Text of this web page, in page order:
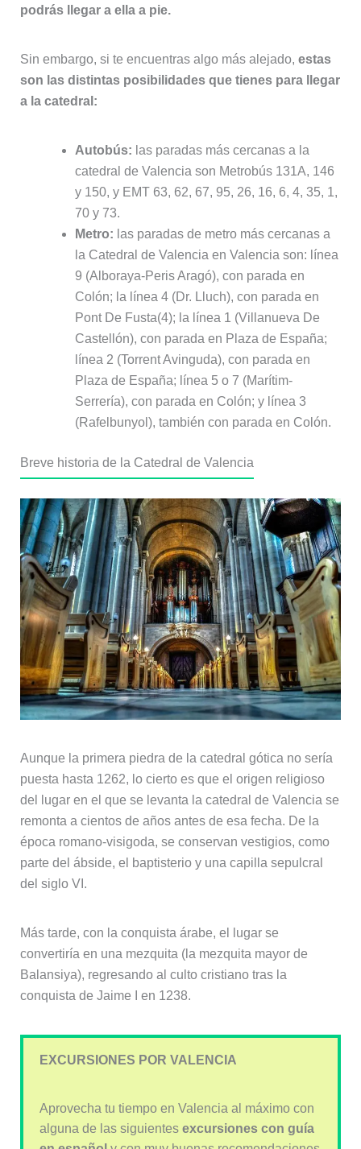
podrás llegar a ella a pie.
Sin embargo, si te encuentras algo más alejado, estas
son las distintas posibilidades que tienes para llegar
a la catedral:
Autobús: las paradas más cercanas a la
catedral de Valencia son Metrobús 131A, 146
y 150, y EMT 63, 62, 67, 95, 26, 16, 6, 4, 35, 1,
70 y 73.
Metro: las paradas de metro más cercanas a
la Catedral de Valencia en Valencia son: línea
9 (Alboraya-Peris Aragó), con parada en
Colón; la línea 4 (Dr. Lluch), con parada en
Pont De Fusta(4); la línea 1 (Villanueva De
Castellón), con parada en Plaza de España;
línea 2 (Torrent Avinguda), con parada en
Plaza de España; línea 5 o 7 (Marítim-
Serrería), con parada en Colón; y línea 3
(Rafelbunyol), también con parada en Colón.
Breve historia de la Catedral de Valencia
Aunque la primera piedra de la catedral gótica no sería
puesta hasta 1262, lo cierto es que el origen religioso
del lugar en el que se levanta la catedral de Valencia se
remonta a cientos de años antes de esa fecha. De la
época romano-visigoda, se conservan vestigios, como
parte del ábside, el baptisterio y una capilla sepulcral
del siglo VI.
Más tarde, con la conquista árabe, el lugar se
convertiría en una mezquita (la mezquita mayor de
Balansiya), regresando al culto cristiano tras la
conquista de Jaime I en 1238.
EXCURSIONES POR VALENCIA
Aprovecha tu tiempo en Valencia al máximo con
alguna de las siguientes excursiones con guía